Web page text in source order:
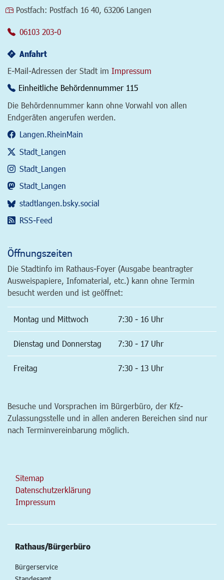
Postfach: Postfach 16 40, 63206 Langen
06103 203-0
Anfahrt
E-Mail-Adressen der Stadt im Impressum
Einheitliche Behördennummer 115
Die Behördennummer kann ohne Vorwahl von allen
Endgeräten angerufen werden.
Langen.RheinMain
Stadt_Langen
Stadt_Langen
Stadt_Langen
stadtlangen.bsky.social
RSS-Feed
Öffnungszeiten
Die Stadtinfo im Rathaus-Foyer (Ausgabe beantragter
Ausweispapiere, Infomaterial, etc.) kann ohne Termin
besucht werden und ist geöffnet:
Montag und Mittwoch 7:30 - 16 Uhr
Dienstag und Donnerstag 7:30 - 17 Uhr
Freitag 7:30 - 13 Uhr
Besuche und Vorsprachen im Bürgerbüro, der Kfz-
Zulassungsstelle und in allen anderen Bereichen sind nur
nach Terminvereinbarung möglich.
Sitemap
Datenschutzerklärung
Impressum
Rathaus/Bürgerbüro
Bürgerservice